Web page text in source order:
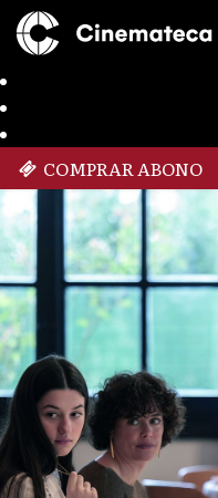
COMPRAR ABONO